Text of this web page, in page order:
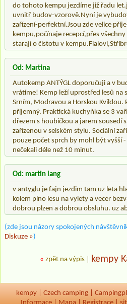
do tohoto kempu jezdíme již řadu
uvnitř budov-vzorově.Nyní je
zařízení-perfektní.Jsou zde velice
kempu,počínaje recepcí,přes
starají o čistotu v
Od: Martina
Autokemp ANTÝGL doporučuji a v
vrátíme! Kemp leží uprostřed lesů na
Srním, Modravou a Horskou Kvildou.
příjemný. Praktická kuchyňka se 3
dřezem s houbičkou a jarem sousedí
zařízenou v selském stylu. Sociální
pouze počet sprch by mohl být vyšší
nečekali déle než 10 minut.
Od: martin lang
v antyglu je fajn jezdim tam uz leta
kolem plno lesu na vylety a vecer
dobrou plzen a dobrou obsluhu. uz
(zde jsou názory spokojených
Diskuze »)
« zpět na výpis kempy
kempy Czech camping
Informace
Mapa Registrace